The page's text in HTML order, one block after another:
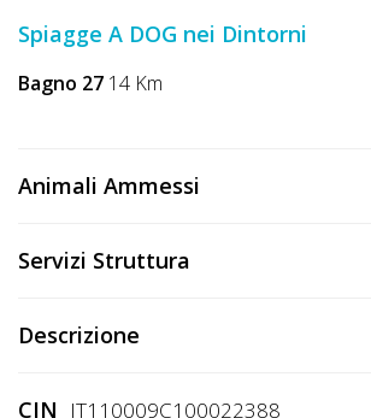
A
DOG
CHIEDI
SCONTO
Tutorial
Spiagge A DOG nei Dintorni
Bagno 27 14 Km
Animali Ammessi
Servizi Struttura
Descrizione
CIN IT110009C100022388